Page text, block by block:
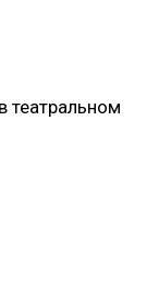
театральном